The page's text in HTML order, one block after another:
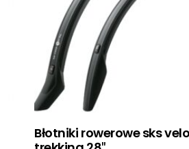
Błotniki rowerowe sks